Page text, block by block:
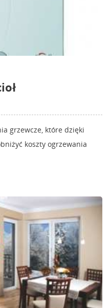
grzewcze, które dzięki
koszty ogrzewania